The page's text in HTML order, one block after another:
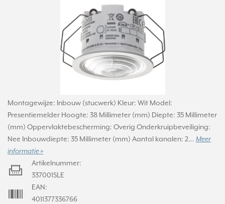
Montagewijze: Inbouw (stucwerk) Kleur: Wit Model:
Presentiemelder Hoogte: 38 Millimeter (mm) Diepte: 35 Millimeter
(mm) Oppervlaktebescherming: Overig Onderkruipbeveiliging:
Nee Inbouwdiepte: 35 Millimeter (mm) Aantal kanalen: 2... Meer
informatie »
Artikelnummer:
337001SLE
EAN:
4011377336766